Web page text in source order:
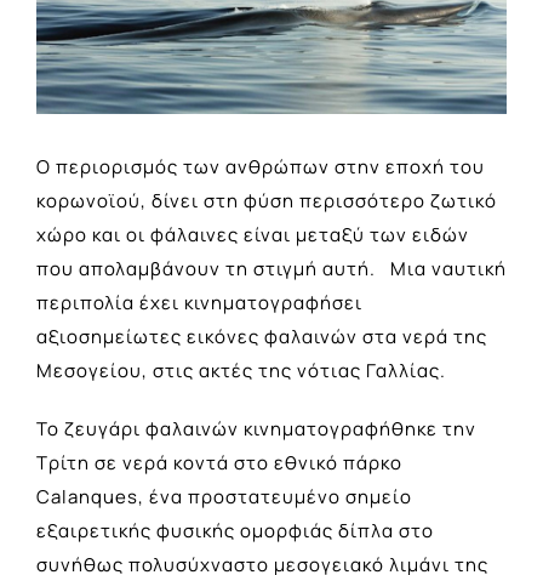
Ο περιορισμός των ανθρώπων στην εποχή του
κορωνοϊού, δίνει στη φύση περισσότερο ζωτικό
χώρο και οι φάλαινες είναι μεταξύ των ειδών
που απολαμβάνουν τη στιγμή αυτή. Μια ναυτική
περιπολία έχει κινηματογραφήσει
αξιοσημείωτες εικόνες φαλαινών στα νερά της
Μεσογείου, στις ακτές της νότιας Γαλλίας.
Το ζευγάρι φαλαινών κινηματογραφήθηκε την
Τρίτη σε νερά κοντά στο εθνικό πάρκο
Calanques, ένα προστατευμένο σημείο
εξαιρετικής φυσικής ομορφιάς δίπλα στο
συνήθως πολυσύχναστο μεσογειακό λιμάνι της